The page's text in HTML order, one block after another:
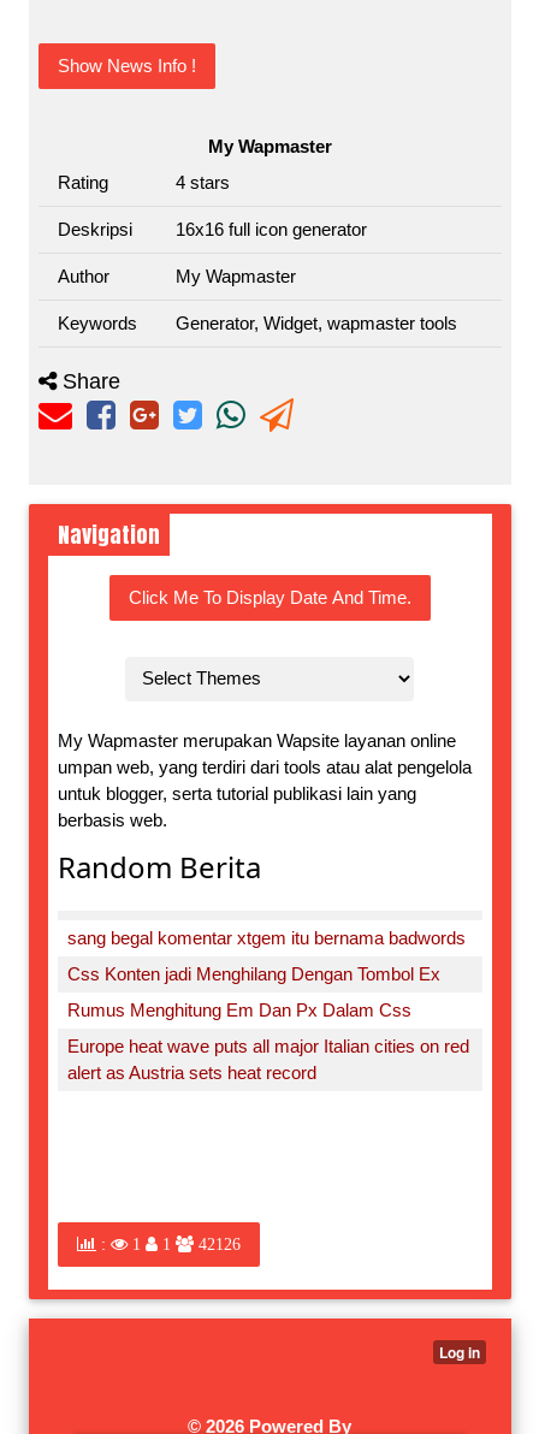
Show News Info !
My Wapmaster
Rating
4 stars
Deskripsi 16x16 full icon generator
Author My Wapmaster
Keywords Generator, Widget, wapmaster tools
Share
Navigation
Click Me To Display Date And Time.
My Wapmaster merupakan Wapsite layanan online
umpan web, yang terdiri dari tools atau alat pengelola
untuk blogger, serta tutorial publikasi lain yang
berbasis web.
Random Berita
sang begal komentar xtgem itu bernama badwords
Css Konten jadi Menghilang Dengan Tombol Ex
Rumus Menghitung Em Dan Px Dalam Css
Europe heat wave puts all major Italian cities on red
alert as Austria sets heat record
: 1 1 42126
© 2026 Powered By